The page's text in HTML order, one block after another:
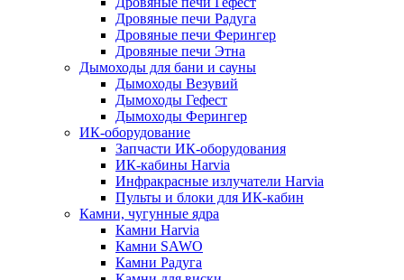
Дровяные печи Радуга
Дровяные печи Ферингер
Дровяные печи Этна
Дымоходы для бани и сауны
Дымоходы Везувий
Дымоходы Гефест
Дымоходы Ферингер
ИК-оборудование
Запчасти ИК-оборудования
ИК-кабины Harvia
Инфракрасные излучатели Harvia
Пульты и блоки для ИК-кабин
Камни, чугунные ядра
Камни Harvia
Камни SAWO
Камни Радуга